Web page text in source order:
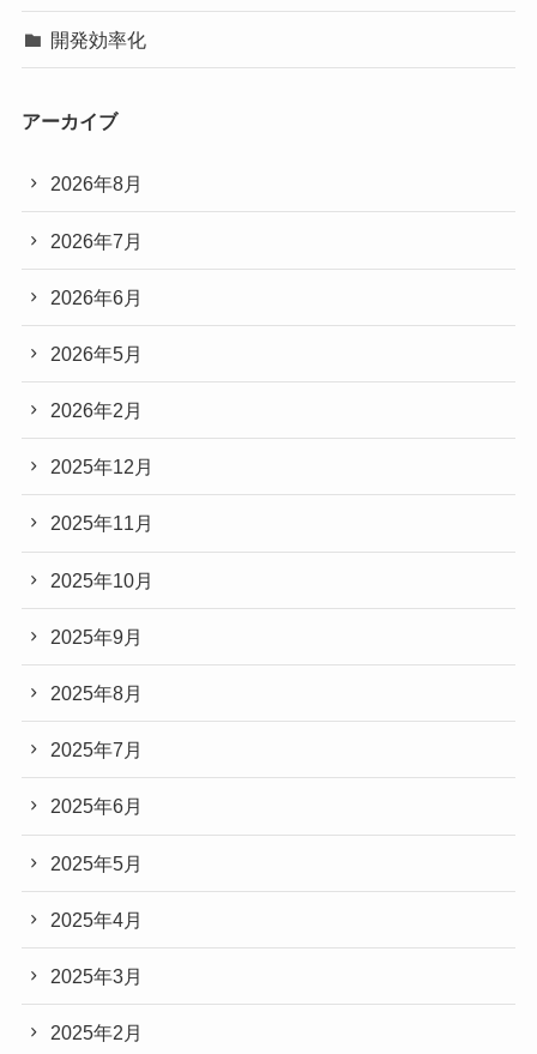
開発効率化
アーカイブ
2026年8月
2026年7月
2026年6月
2026年5月
2026年2月
2025年12月
2025年11月
2025年10月
2025年9月
2025年8月
2025年7月
2025年6月
2025年5月
2025年4月
2025年3月
2025年2月